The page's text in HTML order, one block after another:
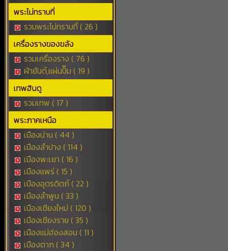
พระไม่ทราบที่
รวมพระไม่ทราบที่ ( 26 )
เครื่องรางของขลัง
รวมเครื่องราง ( 76 )
ผ้ายันต์,แผ่นปั๊ม ( 19 )
เทพฮินดู
รวมเทพ ( 17 )
พระภาคเหนือ
เมืองน่าน ( 44 )
เมืองลำปาง ( 114 )
เมืองพะเยา ( 16 )
เมืองแพร่ ( 15 )
เมืองอุตรดิตถ์ ( 22 )
เมืองลำพูน ( 33 )
เมืองเชียงใหม่ ( 120 )
เมืองเชียงราย ( 35 )
เมืองแม่ฮ่องสอน ( 11 )
เมืองตาก ( 34 )